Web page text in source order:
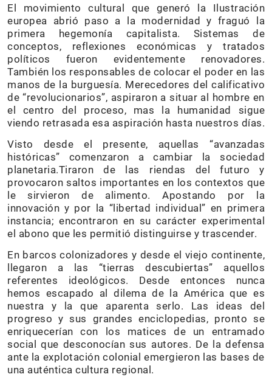
El movimiento cultural que generó la Ilustración
europea abrió paso a la modernidad y fraguó la
primera hegemonía capitalista. Sistemas de
conceptos, reflexiones económicas y tratados
políticos fueron evidentemente renovadores.
También los responsables de colocar el poder en las
manos de la burguesía. Merecedores del calificativo
de “revolucionarios”, aspiraron a situar al hombre en
el centro del proceso, mas la humanidad sigue
viendo retrasada esa aspiración hasta nuestros días.
Visto desde el presente, aquellas “avanzadas
históricas” comenzaron a cambiar la sociedad
planetaria.Tiraron de las riendas del futuro y
provocaron saltos importantes en los contextos que
le sirvieron de alimento. Apostando por la
innovación y por la “libertad individual” en primera
instancia; encontraron en su carácter experimental
el abono que les permitió distinguirse y trascender.
En barcos colonizadores y desde el viejo continente,
llegaron a las “tierras descubiertas” aquellos
referentes ideológicos. Desde entonces nunca
hemos escapado al dilema de la América que es
nuestra y la que aparenta serlo. Las ideas del
progreso y sus grandes enciclopedias, pronto se
enriquecerían con los matices de un entramado
social que desconocían sus autores. De la defensa
ante la explotación colonial emergieron las bases de
una auténtica cultura regional.